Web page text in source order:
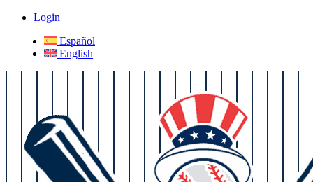
Login
Español
English